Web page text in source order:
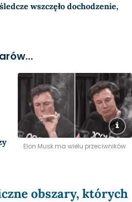
wszczęło dochodzenie,
Elon Musk ma wielu przeciwników
obszary, których